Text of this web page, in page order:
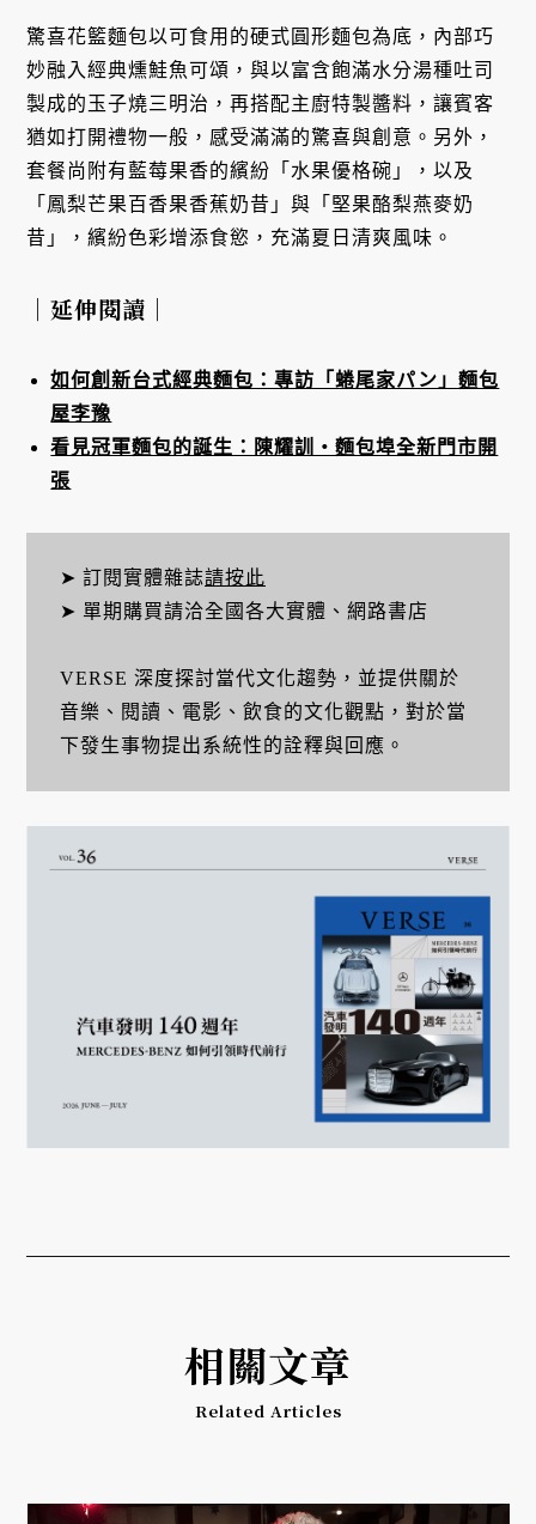
驚喜花籃麵包以可食用的硬式圓形麵包為底，內部巧
妙融入經典燻鮭魚可頌，與以富含飽滿水分湯種吐司
製成的玉子燒三明治，再搭配主廚特製醬料，讓賓客
猶如打開禮物一般，感受滿滿的驚喜與創意。另外，
套餐尚附有藍莓果香的繽紛「水果優格碗」，以及
「鳳梨芒果百香果香蕉奶昔」與「堅果酪梨燕麥奶
昔」，繽紛色彩增添食慾，充滿夏日清爽風味。
｜延伸閱讀｜
如何創新台式經典麵包：專訪「蜷尾家パン」麵包
屋李豫
看見冠軍麵包的誕生：陳耀訓・麵包埠全新門市開
張
➤ 訂閱實體雜誌請按此
➤ 單期購買請洽全國各大實體、網路書店
VERSE 深度探討當代文化趨勢，並提供關於
音樂、閱讀、電影、飲食的文化觀點，對於當
下發生事物提出系統性的詮釋與回應。
相關文章
Related Articles